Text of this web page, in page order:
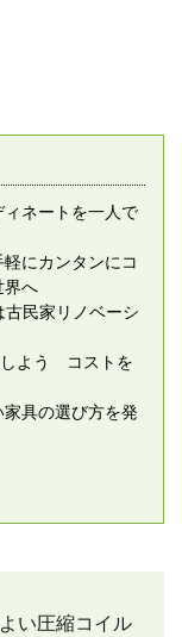
ネートを一人で
にカンタンにコ
界へ
民家リノベーシ
よう コストを
具の選び方を発
い圧縮コイル